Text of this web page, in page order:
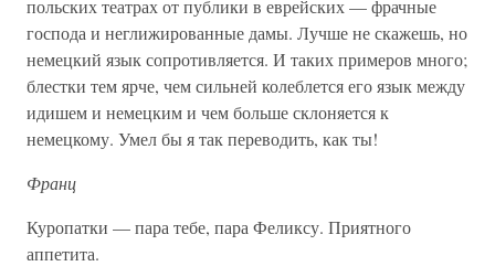
польских театрах от публики в еврейских — фрачные
господа и неглижированные дамы. Лучше не скажешь, но
немецкий язык сопротивляется. И таких примеров много;
блестки тем ярче, чем сильней колеблется его язык между
идишем и немецким и чем больше склоняется к
немецкому. Умел бы я так переводить, как ты!
Франц
Куропатки — пара тебе, пара Феликсу. Приятного
аппетита.